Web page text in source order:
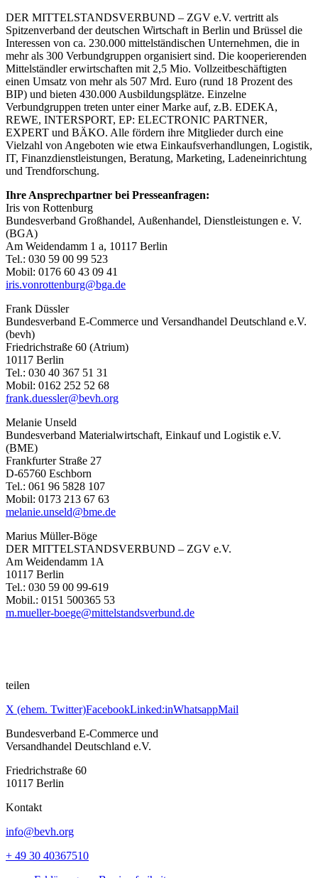
DER MITTELSTANDSVERBUND – ZGV e.V. vertritt als
Spitzenverband der deutschen Wirtschaft in Berlin und Brüssel die
Interessen von ca. 230.000 mittelständischen Unternehmen, die in
mehr als 300 Verbundgruppen organisiert sind. Die kooperierenden
Mittelständler erwirtschaften mit 2,5 Mio. Vollzeitbeschäftigten
einen Umsatz von mehr als 507 Mrd. Euro (rund 18 Prozent des
BIP) und bieten 430.000 Ausbildungsplätze. Einzelne
Verbundgruppen treten unter einer Marke auf, z.B. EDEKA,
REWE, INTERSPORT, EP: ELECTRONIC PARTNER,
EXPERT und BÄKO. Alle fördern ihre Mitglieder durch eine
Vielzahl von Angeboten wie etwa Einkaufsverhandlungen, Logistik,
IT, Finanzdienstleistungen, Beratung, Marketing, Ladeneinrichtung
und Trendforschung.
Ihre Ansprechpartner bei Presseanfragen:
Iris von Rottenburg
Bundesverband Großhandel, Außenhandel, Dienstleistungen e. V.
(BGA)
Am Weidendamm 1 a, 10117 Berlin
Tel.: 030 59 00 99 523
Mobil: 0176 60 43 09 41
iris.vonrottenburg@bga.de
Frank Düssler
Bundesverband E-Commerce und Versandhandel Deutschland e.V.
(bevh)
Friedrichstraße 60 (Atrium)
10117 Berlin
Tel.: 030 40 367 51 31
Mobil: 0162 252 52 68
frank.duessler@bevh.org
Melanie Unseld
Bundesverband Materialwirtschaft, Einkauf und Logistik e.V.
(BME)
Frankfurter Straße 27
D-65760 Eschborn
Tel.: 061 96 5828 107
Mobil: 0173 213 67 63
melanie.unseld@bme.de
Marius Müller-Böge
DER MITTELSTANDSVERBUND – ZGV e.V.
Am Weidendamm 1A
10117 Berlin
Tel.: 030 59 00 99-619
Mobil.: 0151 500365 53
m.mueller-boege@mittelstandsverbund.de
teilen
X (ehem. Twitter)FacebookLinked:inWhatsappMail
Bundesverband E-Commerce und
Versandhandel Deutschland e.V.
Friedrichstraße 60
10117 Berlin
Kontakt
info@bevh.org
+ 49 30 40367510